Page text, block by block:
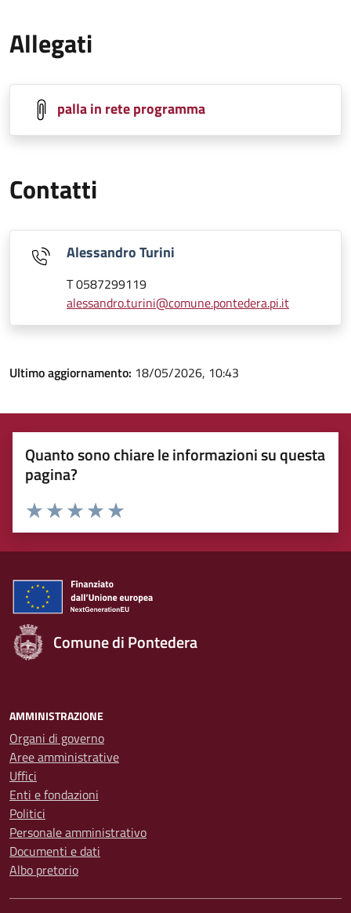
Allegati
palla in rete programma
Contatti
Alessandro Turini
T 0587299119
alessandro.turini@comune.pontedera.pi.it
Ultimo aggiornamento: 18/05/2026, 10:43
Quanto sono chiare le informazioni su questa
pagina?
Rating:
Valuta 5 stelle su 5
Valuta 4 stelle su 5
Valuta 3 stelle su 5
Valuta 2 stelle su 5
Valuta 1 stelle su 5
Comune di Pontedera
AMMINISTRAZIONE
Organi di governo
Aree amministrative
Uffici
Enti e fondazioni
Politici
Personale amministrativo
Documenti e dati
Albo pretorio